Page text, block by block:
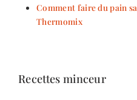
Comment faire du pain
Thermomix
Recettes minceur